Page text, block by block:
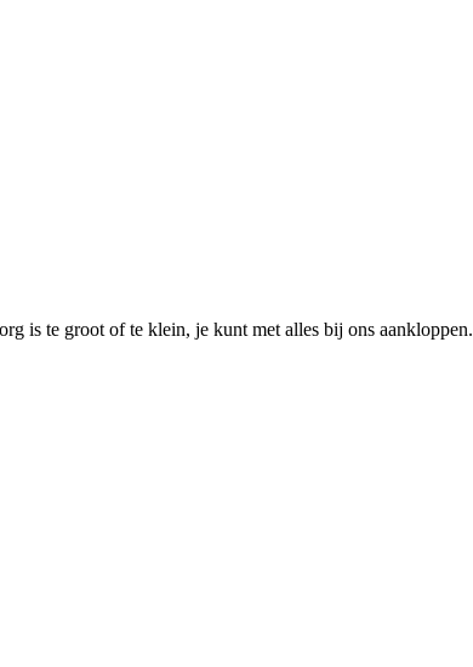
is te groot of te klein, je kunt met alles bij ons aankloppen.